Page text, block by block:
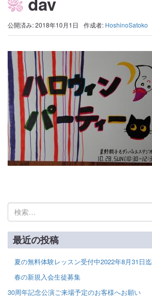
公開済み: 2018年10月1日 作成者: HoshinoSatoko
検
索:
最近の投稿
夏の無料体験レッスン受付中2022年8月31日迄
春の新規入会生徒募集
30周年記念公演ご来場予定のお客様へお願い